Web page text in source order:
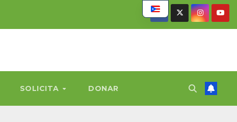
SOLICITA DONAR